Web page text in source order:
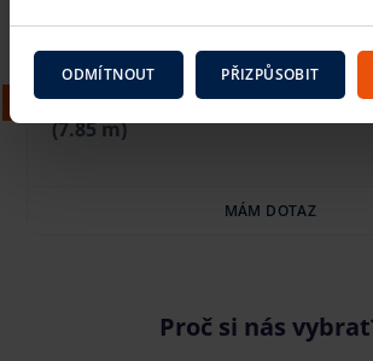
Elektrická nůžková plošina BOSS
m)
MÁM DOTAZ
Proč si nás
ODMÍTNOUT PŘIZPŮSOBIT